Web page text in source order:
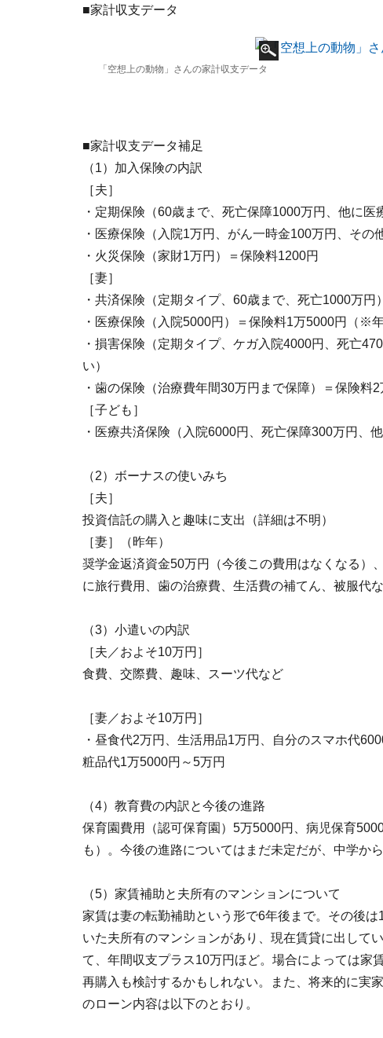
■家計収支データ
「空想上の動物」さんの家計収支データ
■家計収支データ補足
（1）加入保険の内訳
［夫］
・定期保険（60歳まで、死亡保障1000万円、他に医
・医療保険（入院1万円、がん一時金100万円、その
・火災保険（家財1万円）＝保険料1200円
［妻］
・共済保険（定期タイプ、60歳まで、死亡1000万円
・医療保険（入院5000円）＝保険料1万5000円（※年
・損害保険（定期タイプ、ケガ入院4000円、死亡
い）
・歯の保険（治療費年間30万円まで保障）＝保険料
［子ども］
・医療共済保険（入院6000円、死亡保障300万円、
（2）ボーナスの使いみち
［夫］
投資信託の購入と趣味に支出（詳細は不明）
［妻］（昨年）
奨学金返済資金50万円（今後この費用はなくなる）
に旅行費用、歯の治療費、生活費の補てん、被服代
（3）小遣いの内訳
［夫／およそ10万円］
食費、交際費、趣味、スーツ代など
［妻／およそ10万円］
・昼食代2万円、生活用品1万円、自分のスマホ代
粧品代1万5000円～5万円
（4）教育費の内訳と今後の進路
保育園費用（認可保育園）5万5000円、病児保育
も）。今後の進路についてはまだ未定だが、中学か
（5）家賃補助と夫所有のマンションについて
家賃は妻の転勤補助という形で6年後まで。その後
いた夫所有のマンションがあり、現在賃貸に出して
て、年間収支プラス10万円ほど。場合によっては家
再購入も検討するかもしれない。また、将来的に実
のローン内容は以下のとおり。